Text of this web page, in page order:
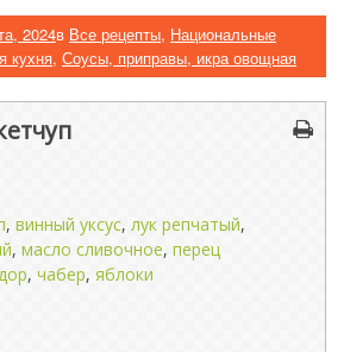
2024в Все рецепты, Национальные
кухня, Соусы, приправы, икра овощная
, винный уксус, лук репчатый,
, масло сливочное, перец
, чабер, яблоки